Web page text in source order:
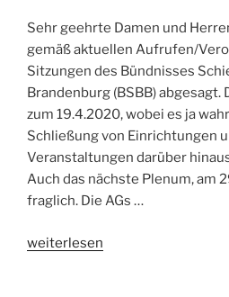
Sehr geehrte Damen und
gemäß aktuellen Aufrufen/
Sitzungen des Bündnisses
Brandenburg (BSBB) abgesagt.
zum 19.4.2020, wobei es ja
Schließung von Einrichtungen
Veranstaltungen darüber
Auch das nächste Plenum, am
fraglich. Die AGs …
„BSBB-
weiterlesen